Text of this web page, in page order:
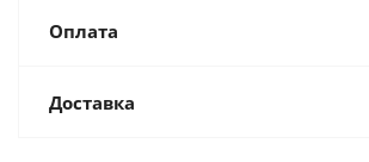
Оплата
Доставка